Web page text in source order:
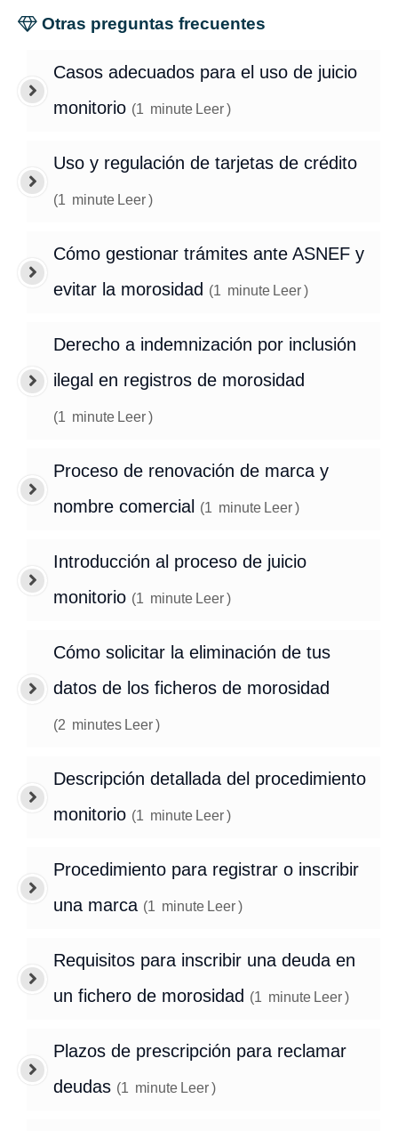
Otras preguntas frecuentes
Casos adecuados para el uso de juicio
monitorio (1 minute Leer)
Uso y regulación de tarjetas de crédito
(1 minute Leer)
Cómo gestionar trámites ante ASNEF y
evitar la morosidad (1 minute Leer)
Derecho a indemnización por inclusión
ilegal en registros de morosidad
(1 minute Leer)
Proceso de renovación de marca y
nombre comercial
(1 minute Leer)
Introducción al proceso de juicio
monitorio (1 minute Leer)
Cómo solicitar la eliminación de tus
datos de los ficheros de morosidad
(2 minutes Leer)
Descripción detallada del procedimiento
monitorio (1 minute Leer)
Procedimiento para registrar o inscribir
una marca (1 minute Leer)
Requisitos para inscribir una deuda en
un fichero de morosidad (1 minute Leer)
Plazos de prescripción para reclamar
deudas (1 minute Leer)